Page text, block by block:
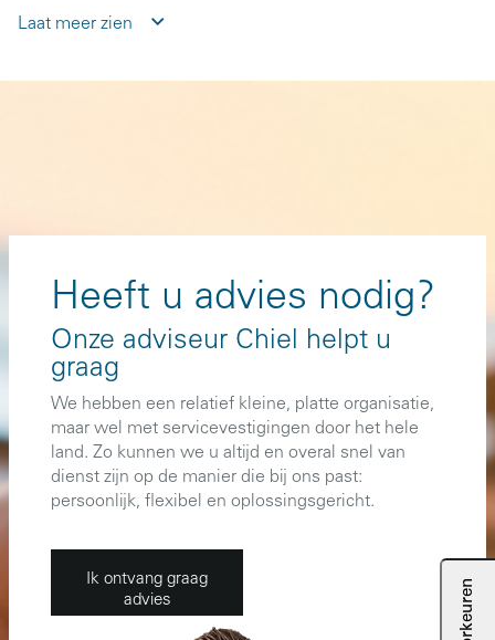
Laat meer zien
Heeft u advies nodig?
Onze adviseur Chiel helpt u
graag
We hebben een relatief kleine, platte organisatie,
maar wel met servicevestigingen door het hele
land. Zo kunnen we u altijd en overal snel van
dienst zijn op de manier die bij ons past:
persoonlijk, flexibel en oplossingsgericht.
Ik ontvang graag
advies